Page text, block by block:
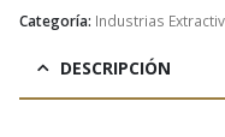
Categoría: Industrias
DESCRIPCIÓN